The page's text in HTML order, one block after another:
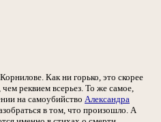
Как ни горько, это скорее
реквием всерьез. То же самое,
на самоубийство Александра
в том, что произошло. А